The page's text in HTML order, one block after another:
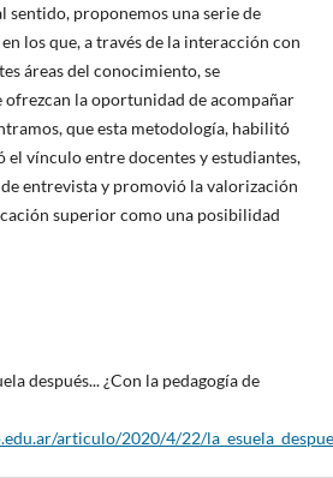
sentido, proponemos una serie de
los que, a través de la interacción con
áreas del conocimiento, se
ofrezcan la oportunidad de acompañar
que esta metodología, habilitó
el vínculo entre docentes y estudiantes,
entrevista y promovió la valorización
superior como una posibilidad
después... ¿Con la pedagogía de
articulo/2020/4/22/